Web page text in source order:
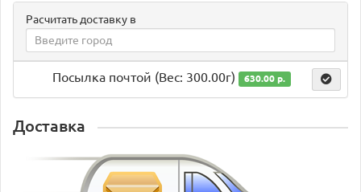
Расчитать доставку в
Посылка почтой (Вес: 300.00г) 630.00 р.
Доставка